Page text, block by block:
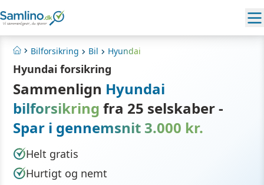
Bilforsikring Bil Hyundai
Hyundai forsikring
Sammenlign Hyundai
bilforsikring fra 25 selskaber -
Spar i gennemsnit 3.000 kr.
Helt gratis
Hurtigt og nemt